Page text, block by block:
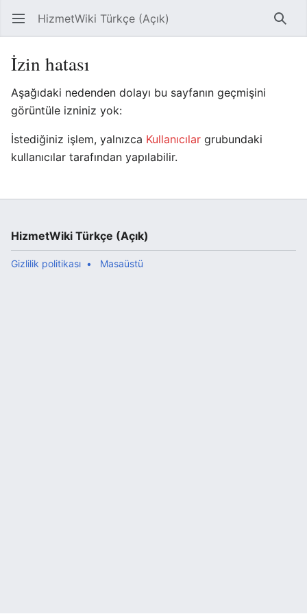
Ana menüyü aç HizmetWiki Türkçe (Açık) Ara
İzin hatası
Aşağıdaki nedenden dolayı bu sayfanın geçmişini
görüntüle izniniz yok:
İstediğiniz işlem, yalnızca Kullanıcılar grubundaki
kullanıcılar tarafından yapılabilir.
HizmetWiki Türkçe (Açık)
Gizlilik politikası Masaüstü